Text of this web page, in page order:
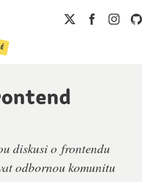
diskusi o frontendu
odbornou komunitu